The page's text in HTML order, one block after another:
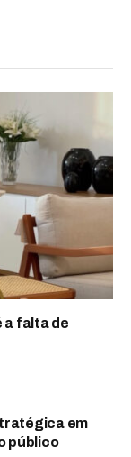
a falta de
em
público